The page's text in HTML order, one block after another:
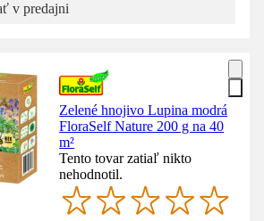
v predajni
Zelené hnojivo Lupina modrá
FloraSelf Nature 200 g na 40
m²
Tento tovar zatiaľ nikto
nehodnotil.